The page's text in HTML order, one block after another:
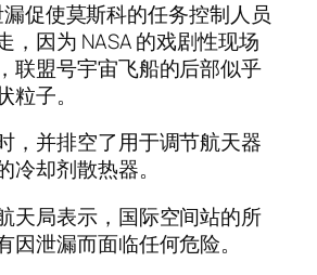
漏促使莫斯科的任务控制人员
，因为 NASA 的戏剧性现场
联盟号宇宙飞船的后部似乎
子。
，并排空了用于调节航天器
冷却剂散热器。
天局表示，国际空间站的所
因泄漏而面临任何危险。